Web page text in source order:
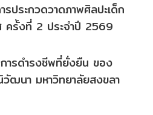
รประกวดวาดภาพศิลปะเด็ก
ครั้งที่ 2 ประจำปี 2569
ารดำรงชีพที่ยั่งยืน ของ
ฒนา มหาวิทยาลัยสงขลา